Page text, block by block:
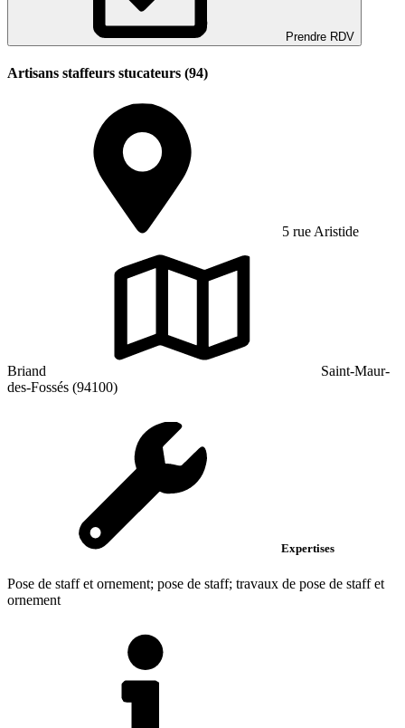
Prendre RDV
Artisans staffeurs stucateurs (94)
5 rue Aristide
Briand
Saint-Maur-
des-Fossés (94100)
Expertises
Pose de staff et ornement; pose de staff; travaux de pose de staff et
ornement